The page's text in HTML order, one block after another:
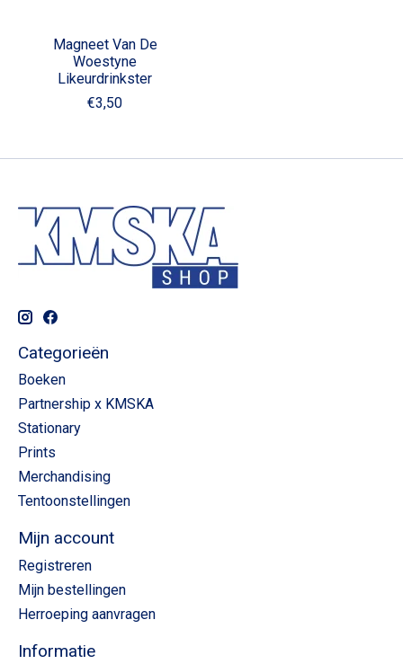
Magneet Van De
Woestyne
Likeurdrinkster
€3,50
Categorieën
Boeken
Partnership x KMSKA
Stationary
Prints
Merchandising
Tentoonstellingen
Mijn account
Registreren
Mijn bestellingen
Herroeping aanvragen
Informatie